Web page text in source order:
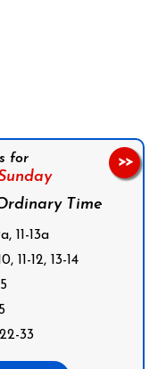
for
Time
11-13a
11-12, 13-14
33
>>